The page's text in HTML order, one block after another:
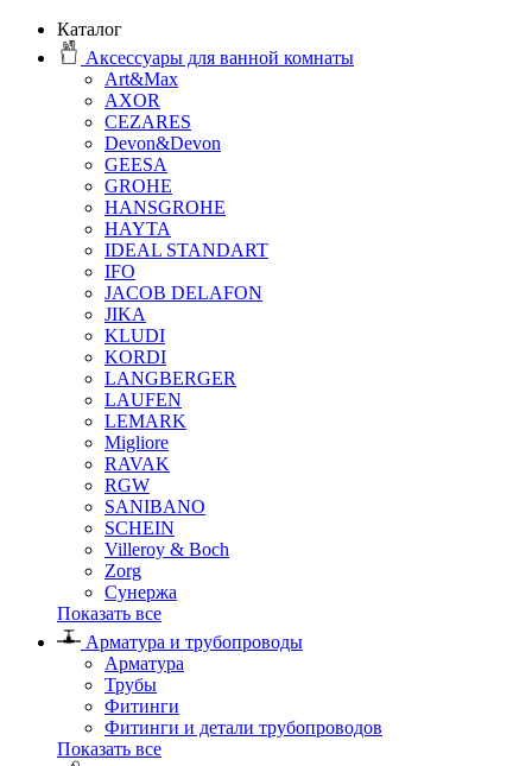
Каталог
Аксессуары для ванной комнаты
Art&Max
AXOR
CEZARES
Devon&Devon
GEESA
GROHE
HANSGROHE
HAYTA
IDEAL STANDART
IFO
JACOB DELAFON
JIKA
KLUDI
KORDI
LANGBERGER
LAUFEN
LEMARK
Migliore
RAVAK
RGW
SANIBANO
SCHEIN
Villeroy & Boch
Zorg
Сунержа
Показать все
Арматура и трубопроводы
Арматура
Трубы
Фитинги
Фитинги и детали трубопроводов
Показать все